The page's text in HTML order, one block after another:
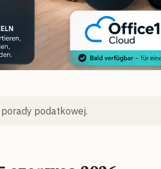
podatkowej.